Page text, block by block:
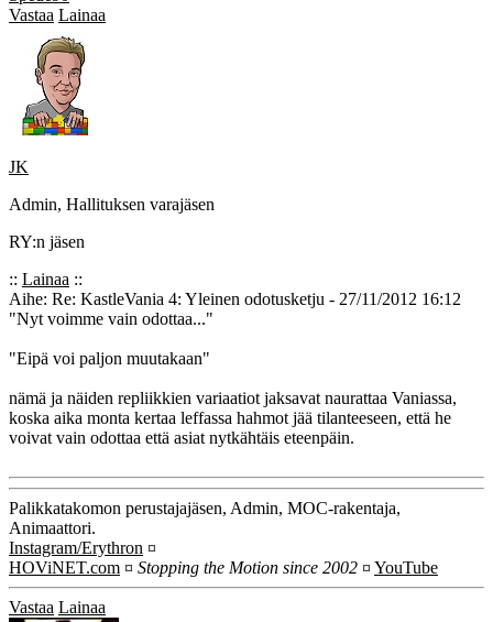
Vastaa Lainaa
JK
Admin, Hallituksen varajäsen
RY:n jäsen
:: Lainaa ::
Aihe: Re: KastleVania 4: Yleinen odotusketju - 27/11/2012 16:12
"Nyt voimme vain odottaa..."
"Eipä voi paljon muutakaan"
nämä ja näiden repliikkien variaatiot jaksavat naurattaa Vaniassa,
koska aika monta kertaa leffassa hahmot jää tilanteeseen, että he
voivat vain odottaa että asiat nytkähtäis eteenpäin.
Palikkatakomon perustajajäsen, Admin, MOC-rakentaja,
Animaattori.
Instagram/Erythron ¤
HOViNET.com ¤ Stopping the Motion since 2002 ¤ YouTube
Vastaa Lainaa